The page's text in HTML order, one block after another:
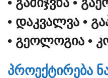
• ᲓᲐᲙᲕᲐᲚᲕᲐ •
• ᲒᲔᲝᲚᲝᲒᲘᲐ •
ᲞᲠᲝᲔᲥᲢᲘᲠᲔᲑᲐ